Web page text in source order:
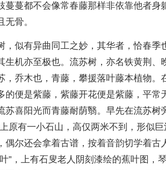
蔓蔓都不会像常春藤那样非依靠他者身
无骨。
，似有异曲同工之妙，其华者，恰春季
生机亦至极也。流苏树，亦名铁黄荆、
，乔木也，青藤，攀援落叶藤本植物。
的便是紫藤，紫藤开花便是紫藤，平常
苏喜阳光而青藤耐荫翳。早先在流苏树
原有一小石山，高仅两米不到，形似
偶尔还会拿着古谱，按着音韵切学着古
”，上有石叟老人阴刻漆绘的蕉叶图，